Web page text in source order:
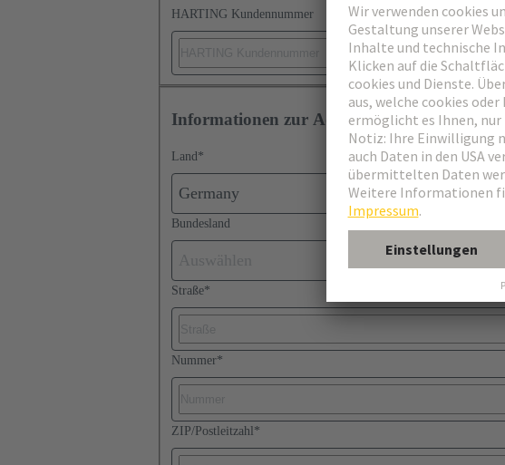
HARTING Kundennummer
Informationen zur Adresse
Land *
Germany
Bundesland
Straße*
Nummer*
ZIP/Postleitzahl *